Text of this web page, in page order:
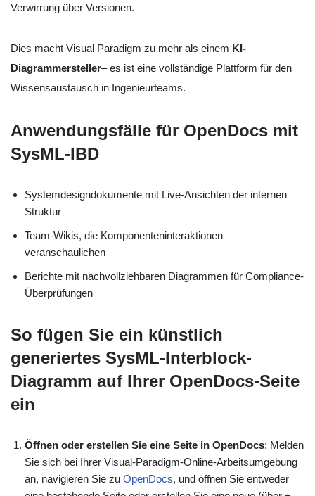
Verwirrung über Versionen.
Dies macht Visual Paradigm zu mehr als einem KI-
Diagrammersteller– es ist eine vollständige Plattform für den
Wissensaustausch in Ingenieurteams.
Anwendungsfälle für OpenDocs mit
SysML-IBD
Systemdesigndokumente mit Live-Ansichten der internen
Struktur
Team-Wikis, die Komponenteninteraktionen
veranschaulichen
Berichte mit nachvollziehbaren Diagrammen für Compliance-
Überprüfungen
So fügen Sie ein künstlich
generiertes SysML-Interblock-
Diagramm auf Ihrer OpenDocs-Seite
ein
Öffnen oder erstellen Sie eine Seite in OpenDocs: Melden
Sie sich bei Ihrer Visual-Paradigm-Online-Arbeitsumgebung
an, navigieren Sie zu OpenDocs, und öffnen Sie entweder